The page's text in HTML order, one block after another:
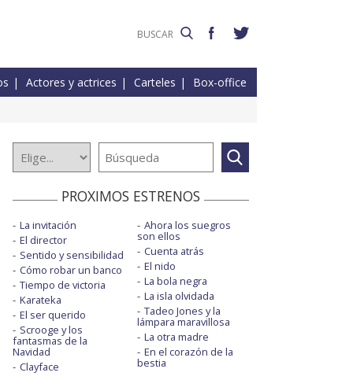
Actores y actrices Carteles Box-office
PROXIMOS ESTRENOS
La invitación
El director
Sentido y sensibilidad
Cómo robar un banco
Tiempo de victoria
Karateka
El ser querido
Scrooge y los
fantasmas de la
Navidad
Clayface
Ahora los suegros
son ellos
Cuenta atrás
El nido
La bola negra
La isla olvidada
Tadeo Jones y la
lámpara maravillosa
La otra madre
En el corazón de la
bestia